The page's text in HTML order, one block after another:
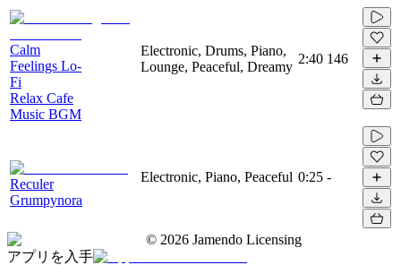
Calm
Feelings Lo-
Fi
Relax Cafe
Music BGM
Electronic, Drums, Piano,
Lounge, Peaceful, Dreamy
2:40 146
Reculer
Grumpynora
Electronic, Piano, Peaceful 0:25 -
© 2026 Jamendo Licensing
アプリを入手